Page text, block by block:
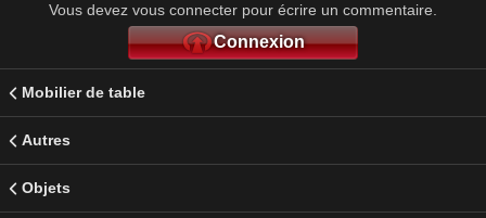
Vous devez vous connecter pour écrire un commentaire.
Connexion
Mobilier de table
Autres
Objets